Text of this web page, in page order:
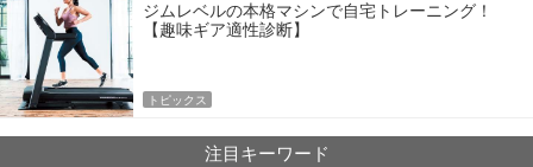
ジムレベルの本格マシンで自宅トレーニング！
【趣味ギア適性診断】
トピックス
注目キーワード